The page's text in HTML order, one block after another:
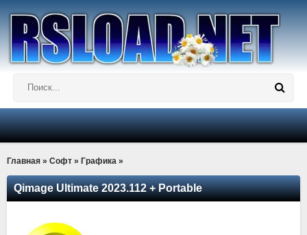
Главная » Софт » Графика »
Qimage Ultimate 2023.112 + Portable